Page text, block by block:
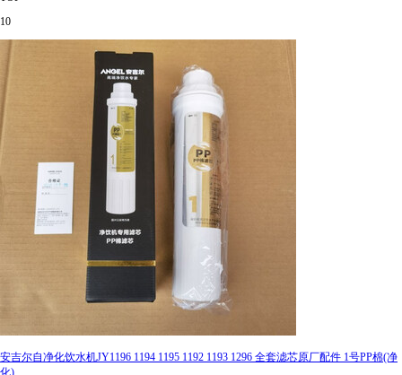
10
安吉尔自净化饮水机JY1196 1194 1195 1192 1193 1296 全套滤芯原厂配件 1号PP棉(净
化)